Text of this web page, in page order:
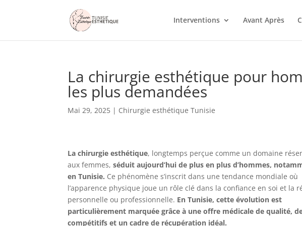
Interventions Avant Après
La chirurgie esthétique pour
les plus demandées
Mai 29, 2025 | Chirurgie esthétique Tunisie
La chirurgie esthétique, longtemps perçue comme un domaine
aux femmes,séduit aujourd’hui de plus en plus d’hommes,
en Tunisie. Ce phénomène s’inscrit dans une tendance mondiale où
l’apparence physique joue un rôle clé dans la confiance en soi et la
personnelle ou professionnelle. En Tunisie, cette évolution est
particulièrement marquée grâce à une offre médicale de qualité,
compétitifs et un cadre de récupération idéal.